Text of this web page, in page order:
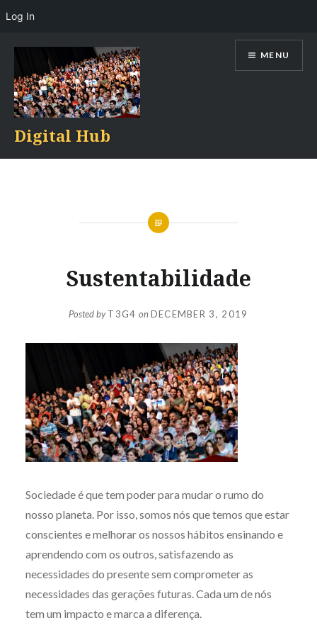
content
Digital Hub
MENU
Sustentabilidade
Posted byT3G4 onDECEMBER 3, 2019
Sociedade é que tem poder para mudar o rumo do
nosso planeta. Por isso, somos nós que temos que estar
conscientes e melhorar os nossos hábitos ensinando e
aprendendo com os outros, satisfazendo as
necessidades do presente sem comprometer as
necessidades das gerações futuras. Cada um de nós
tem um impacto e marca a diferença.
Log In